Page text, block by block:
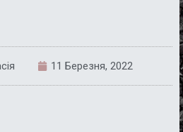
11 Березня, 2022